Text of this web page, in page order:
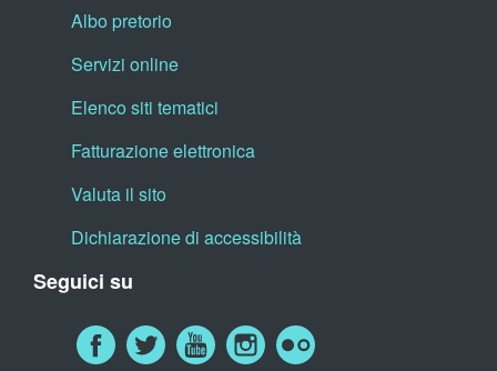
Albo pretorio
Servizi online
Elenco siti tematici
Fatturazione elettronica
Valuta il sito
Dichiarazione di accessibilità
Seguici su